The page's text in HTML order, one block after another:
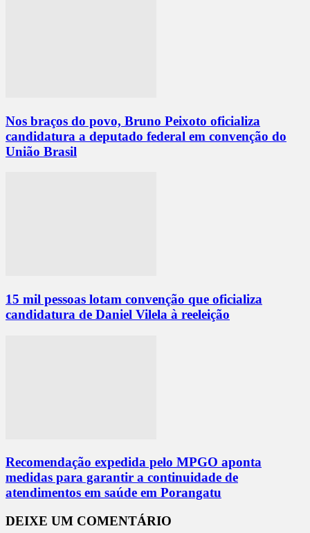
Nos braços do povo, Bruno Peixoto oficializa
candidatura a deputado federal em convenção do
União Brasil
15 mil pessoas lotam convenção que oficializa
candidatura de Daniel Vilela à reeleição
Recomendação expedida pelo MPGO aponta
medidas para garantir a continuidade de
atendimentos em saúde em Porangatu
DEIXE UM COMENTÁRIO